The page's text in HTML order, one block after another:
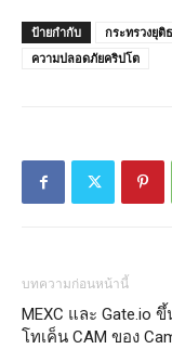
ป้ายกำกับ กระทรวงยุติ
ความปลอดภัยคริปโต
บทความก่อนหน้านี้
MEXC และ Gate.io
โทเค็น CAM ของ